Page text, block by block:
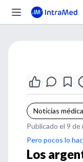
Noticias
Publicado el 9
Pero pocos lo
Los